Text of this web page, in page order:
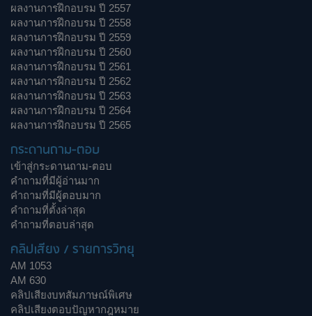
ผลงานการฝึกอบรม ปี 2557
ผลงานการฝึกอบรม ปี 2558
ผลงานการฝึกอบรม ปี 2559
ผลงานการฝึกอบรม ปี 2560
ผลงานการฝึกอบรม ปี 2561
ผลงานการฝึกอบรม ปี 2562
ผลงานการฝึกอบรม ปี 2563
ผลงานการฝึกอบรม ปี 2564
ผลงานการฝึกอบรม ปี 2565
กระดานถาม-ตอบ
เข้าสู่กระดานถาม-ตอบ
คำถามที่มีผู้อ่านมาก
คำถามที่มีผู้ตอบมาก
คำถามที่ตั้งล่าสุด
คำถามที่ตอบล่าสุด
คลิปเสียง / รายการวิทยุ
AM 1053
AM 630
คลิปเสียงบทสัมภาษณ์พิเศษ
คลิปเสียงตอบปัญหากฎหมาย